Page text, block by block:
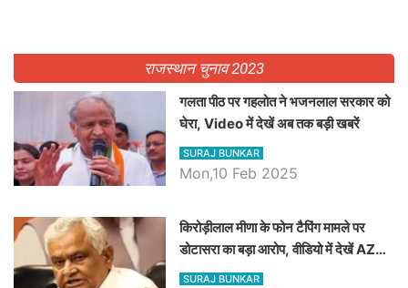
राजस्थान चुनाव 2023
गलता पीठ पर गहलोत ने भजनलाल सरकार को
घेरा, Video में देखें अब तक बड़ी खबरें
SURAJ BUNKAR
Mon,10 Feb 2025
किरोड़ीलाल मीणा के फोन टैपिंग मामले पर
डोटासरा का बड़ा आरोप, वीडियो में देखें AZ
बड़ी खबरें
SURAJ BUNKAR